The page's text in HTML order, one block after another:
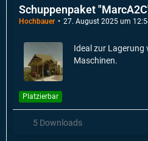
Schuppenpaket
Hochbauer 27. August 2025 um
Ideal zur Lagerung
Maschinen.
Platzierbar
5 Downloads